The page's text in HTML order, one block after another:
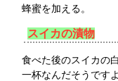
蜂蜜を加える。
スイカの漬物
食べた後のスイカの
一杯なんだそうです